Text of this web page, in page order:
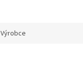
Výrobce